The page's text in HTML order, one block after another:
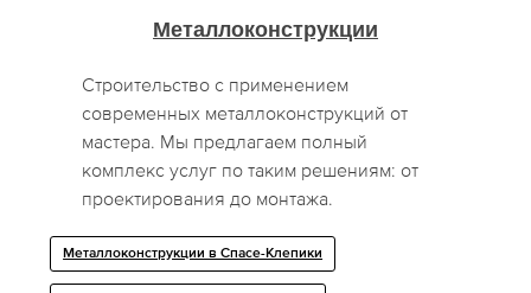
Металлоконструкции
Строительство с применением
современных металлоконструкций от
мастера. Мы предлагаем полный
комплекс услуг по таким решениям: от
проектирования до монтажа.
Металлоконструкции в Спасе-Клепики